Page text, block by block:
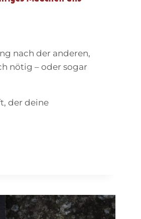
nach der anderen,
nötig – oder sogar
der deine